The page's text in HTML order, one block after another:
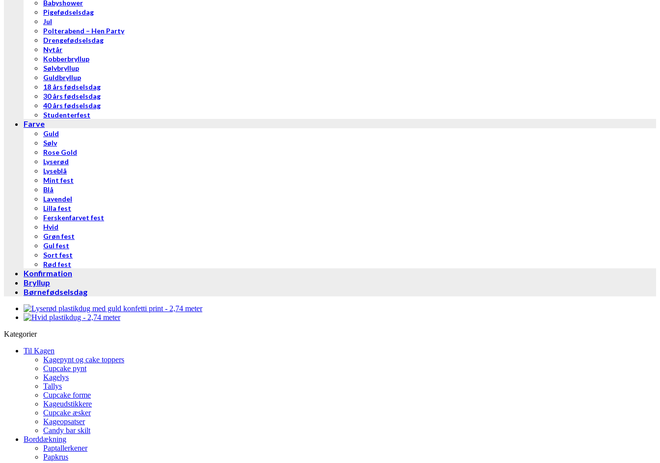
Babyshower
Pigefødselsdag
Jul
Polterabend – Hen Party
Drengefødselsdag
Nytår
Kobberbryllup
Sølvbryllup
Guldbryllup
18 års fødselsdag
30 års fødselsdag
40 års fødselsdag
Studenterfest
Farve
Guld
Sølv
Rose Gold
Lyserød
Lyseblå
Mint fest
Blå
Lavendel
Lilla fest
Ferskenfarvet fest
Hvid
Grøn fest
Gul fest
Sort fest
Rød fest
Konfirmation
Bryllup
Børnefødselsdag
Kategorier
Til Kagen
Kagepynt og cake toppers
Cupcake pynt
Kagelys
Tallys
Cupcake forme
Kageudstikkere
Cupcake æsker
Kageopsatser
Candy bar skilt
Borddækning
Paptallerkener
Papkrus